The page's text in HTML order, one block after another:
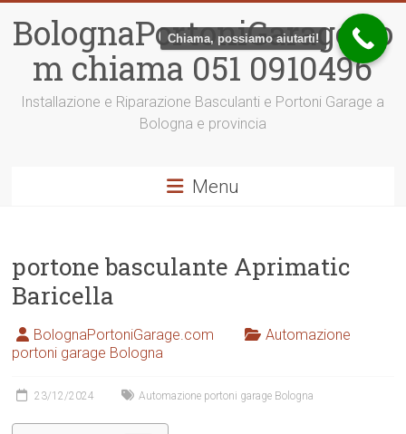
contenuto
BolognaPortoniGarage.co
m chiama 051 0910496
Installazione e Riparazione Basculanti e Portoni Garage a
Bologna e provincia
Menu
portone basculante Aprimatic
Baricella
BolognaPortoniGarage.com
Automazione
portoni garage Bologna
23/12/2024 Automazione portoni garage Bologna
Chiama, possiamo aiutarti!